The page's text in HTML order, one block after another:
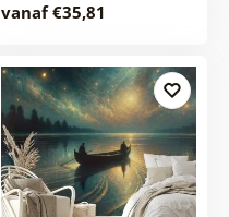
vanaf €35,81